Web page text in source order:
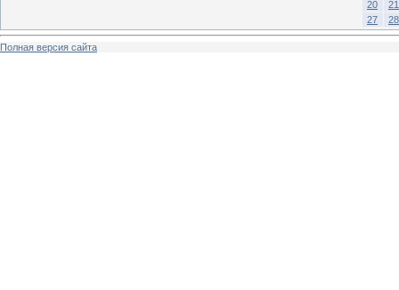
20
21
27
28
Полная версия сайта